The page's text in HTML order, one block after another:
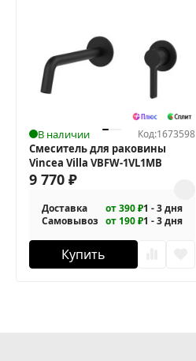
В наличии Код:1673598
Смеситель для раковины
Vincea Villa VBFW-1VL1MB
9 770 ₽
Доставка от 390 ₽1 - 3 дня
Самовывоз от 190 ₽1 - 3 дня
Купить